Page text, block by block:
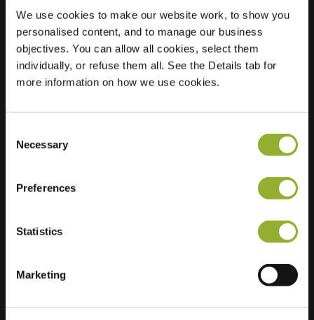
We use cookies to make our website work, to show you
personalised content, and to manage our business
objectives. You can allow all cookies, select them
individually, or refuse them all. See the Details tab for
more information on how we use cookies.
Selection
Necessary
Preferences
Statistics
Marketing
Standort
46 Avenue Du
Maréchal De Lattre
53000 Laval
Regular Charging
Zusätzliche Informationen
Wir akzeptieren: American Express,